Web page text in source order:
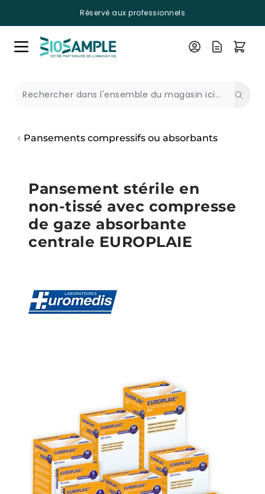
Réservé aux professionnels
Pansements compressifs ou absorbants
Pansement stérile en
non-tissé avec compresse
de gaze absorbante
centrale EUROPLAIE